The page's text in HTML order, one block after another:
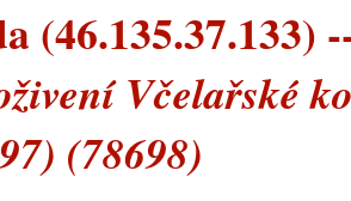
(46.135.37.133)
Včelařské
(78698)